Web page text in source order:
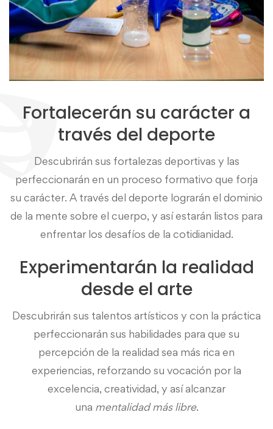
Fortalecerán su carácter a
través del deporte
Descubrirán sus fortalezas deportivas y las
perfeccionarán en un proceso formativo que forja
su carácter. A través del deporte lograrán el dominio
de la mente sobre el cuerpo, y así estarán listos para
enfrentar los desafíos de la cotidianidad.
Experimentarán la realidad
desde el arte
Descubrirán sus talentos artísticos y con la práctica
perfeccionarán sus habilidades para que su
percepción de la realidad sea más rica en
experiencias, reforzando su vocación por la
excelencia, creatividad, y así alcanzar
una mentalidad más libre.